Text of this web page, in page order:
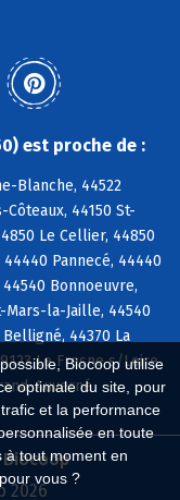
Biocoop utilise
optimale du site, pour
et la performance
en toute
à tout moment en
vous ?
est proche de :
Blanche, 44522
44150 St-
Le Cellier, 44850
Pannecé, 44440
Bonnoeuvre,
Mars-la-Jaille, 44540
44370 La
Le Fresne s/Loire,
Auverné
Biocoop
2026